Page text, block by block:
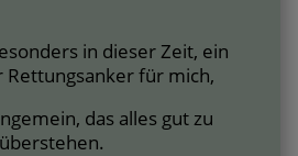
in dieser Zeit, ein
für mich,
das alles gut zu
überstehen.